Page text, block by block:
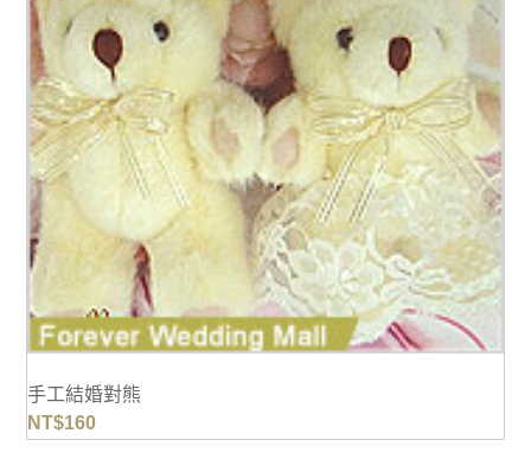
手工結婚對熊
NT$160